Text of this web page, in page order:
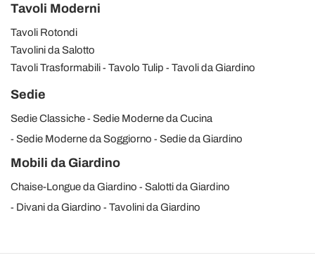
Tavoli Moderni
Tavoli Rotondi
Tavolini da Salotto
Tavoli Trasformabili
Tavolo Tulip Tavoli da Giardino
Sedie
Sedie Classiche
Sedie Moderne da Cucina
Sedie Moderne da Soggiorno
Sedie da Giardino
Mobili da Giardino
Chaise-Longue da Giardino
Salotti da Giardino
Divani da Giardino
Tavolini da Giardino